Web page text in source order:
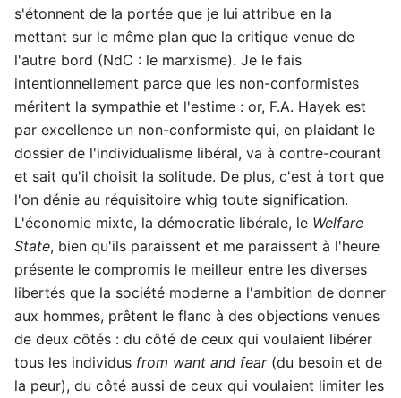
s'étonnent de la portée que je lui attribue en la
mettant sur le même plan que la critique venue de
l'autre bord (NdC : le marxisme). Je le fais
intentionnellement parce que les non-conformistes
méritent la sympathie et l'estime : or, F.A. Hayek est
par excellence un non-conformiste qui, en plaidant le
dossier de l'individualisme libéral, va à contre-courant
et sait qu'il choisit la solitude. De plus, c'est à tort que
l'on dénie au réquisitoire whig toute signification.
L'économie mixte, la démocratie libérale, le Welfare
State, bien qu'ils paraissent et me paraissent à l'heure
présente le compromis le meilleur entre les diverses
libertés que la société moderne a l'ambition de donner
aux hommes, prêtent le flanc à des objections venues
de deux côtés : du côté de ceux qui voulaient libérer
tous les individus from want and fear(du besoin et de
la peur), du côté aussi de ceux qui voulaient limiter les